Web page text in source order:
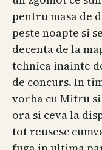
pentru masa de
peste noapte si
decenta de la
tehnica inainte
de concurs. In
vorba cu Mitru si
ora si ceva la
tot reusesc